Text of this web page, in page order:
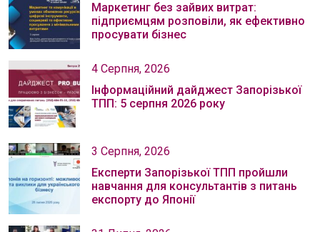
Маркетинг без зайвих витрат:
підприємцям розповіли, як ефективно
просувати бізнес
4 Серпня, 2026
Інформаційний дайджест Запорізької
ТПП: 5 серпня 2026 року
3 Серпня, 2026
Експерти Запорізької ТПП пройшли
навчання для консультантів з питань
експорту до Японії